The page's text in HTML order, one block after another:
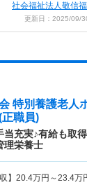
社会福祉法人敬信
更新日：2025/09/
特別養護老人
職員)
当充実♪有給も取
理栄養士
】 20.4万円～23.4万